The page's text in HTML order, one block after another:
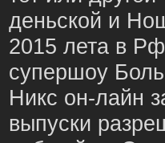
деньской и
2015 лета в
супершоу
Никс он-лайн
выпуски